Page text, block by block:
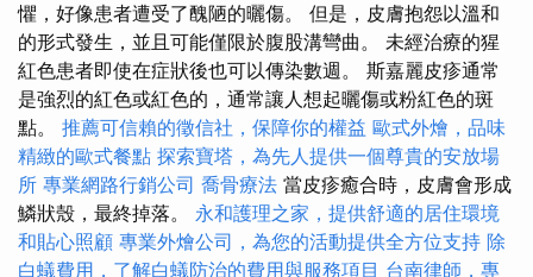
懼，好像患者遭受了醜陋的曬傷。 但是，皮膚抱怨以溫和
的形式發生，並且可能僅限於腹股溝彎曲。 未經治療的猩
紅色患者即使在症狀後也可以傳染數週。 斯嘉麗皮疹通常
是強烈的紅色或紅色的，通常讓人想起曬傷或粉紅色的斑
點。 推薦可信賴的徵信社，保障你的權益 歐式外燴，品味
精緻的歐式餐點 探索寶塔，為先人提供一個尊貴的安放場
所 專業網路行銷公司 喬骨療法 當皮疹癒合時，皮膚會形成
鱗狀殼，最終掉落。 永和護理之家，提供舒適的居住環境
和貼心照顧 專業外燴公司，為您的活動提供全方位支持 除
白蟻費用，了解白蟻防治的費用與服務項目 台南律師，專